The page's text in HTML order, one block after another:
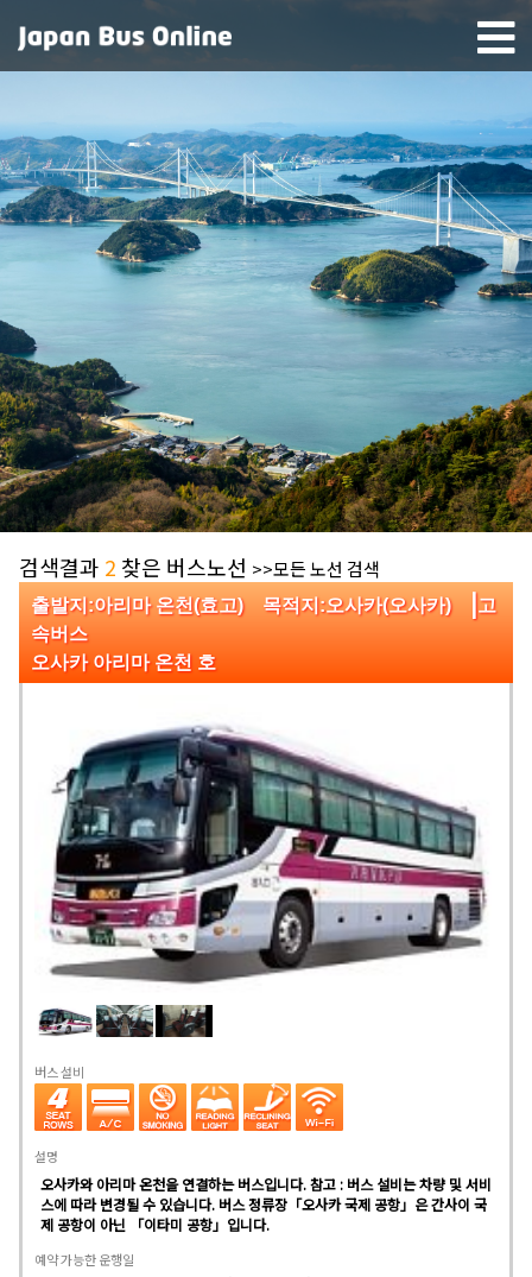
검색결과 2 찾은 버스노선 >>모든 노선 검색
출발지:아리마 온천(효고) 목적지:오사카(오사카) |고
속버스
오사카 아리마 온천 호
버스 설비
설명
오사카와 아리마 온천을 연결하는 버스입니다. 참고 : 버스 설비는 차량 및 서비
스에 따라 변경될 수 있습니다. 버스 정류장「오사카 국제 공항」은 간사이 국
제 공항이 아닌 「이타미 공항」입니다.
예약 가능한 운행일